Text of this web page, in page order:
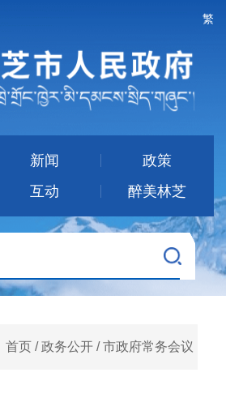
繁
新闻
政策
互动 醉美林芝
首页 /政务公开 /市政府常务会议